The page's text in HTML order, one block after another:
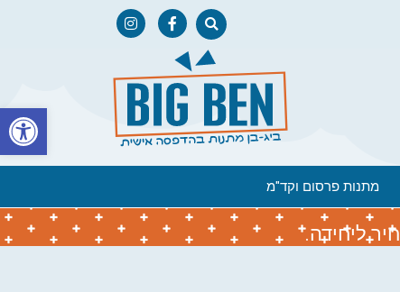
מתנות פרסום וקד"מ
ליחידה.